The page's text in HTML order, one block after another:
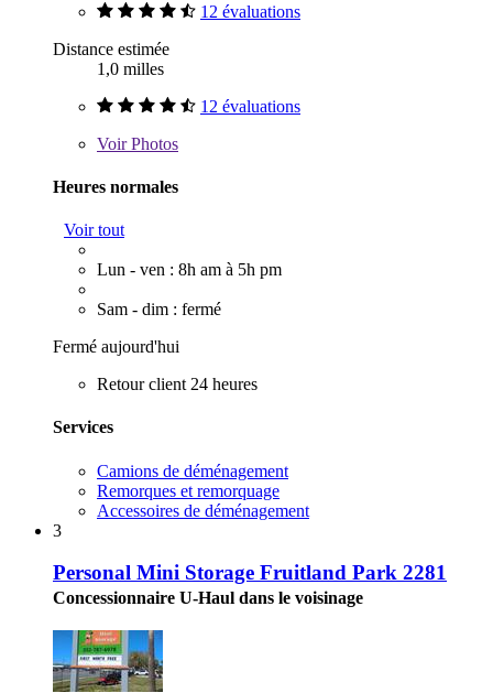
12 évaluations
Distance estimée
1,0 milles
12 évaluations
VoirPhotos
Heures normales
Voir tout
Lun - ven : 8h am à 5h pm
Sam - dim : fermé
Fermé aujourd'hui
Retour client 24 heures
Services
Camions de déménagement
Remorques et remorquage
Accessoires de déménagement
3
Personal Mini Storage Fruitland Park 2281
Concessionnaire U-Haul dans le voisinage